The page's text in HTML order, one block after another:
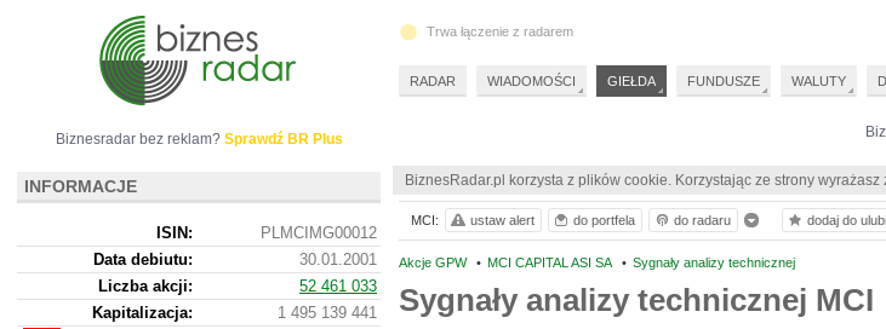
BiznesRadar.pl korzysta z plików cookie. Korzystając ze strony
Akcje GPW • MCI CAPITAL ASI SA • Sygnały analizy technicznej
Sygnały analizy technicznej MCI
MCI: ustaw alert do portfela do radaru dodaj do
Biznesradar bez reklam? Sprawdź BR Plus
INFORMACJE
ISIN:
PLMCIMG00012
Data debiutu:
30.01.2001
Liczba akcji:
52 461 033
Kapitalizacja:
1 495 139 441
Trwa łączenie z radarem
RADAR WIADOMOŚCI GIEŁDA FUNDUSZE WALUTY